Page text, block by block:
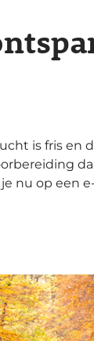
is fris en
nu op een